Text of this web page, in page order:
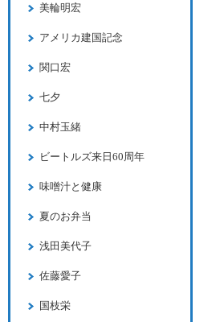
美輪明宏
アメリカ建国記念
関口宏
七夕
中村玉緒
ビートルズ来日60周年
味噌汁と健康
夏のお弁当
浅田美代子
佐藤愛子
国枝栄